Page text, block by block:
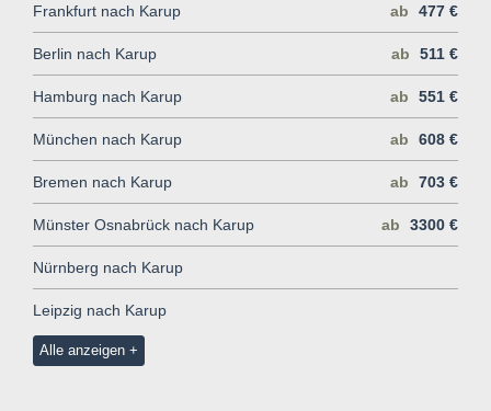
Frankfurt nach Karup ab 477 €
Berlin nach Karup ab 511 €
Hamburg nach Karup ab 551 €
München nach Karup ab 608 €
Bremen nach Karup ab 703 €
Münster Osnabrück nach Karup ab 3300 €
Nürnberg nach Karup
Leipzig nach Karup
Alle anzeigen